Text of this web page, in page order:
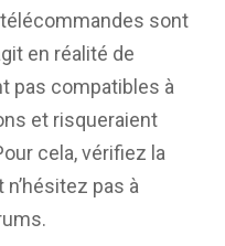
sont
en réalité de
pas compatibles à
et risqueraient
cela, vérifiez la
pas à